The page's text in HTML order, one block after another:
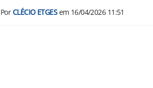
PorCLÉCIO ETGESem 16/04/2026 11:51